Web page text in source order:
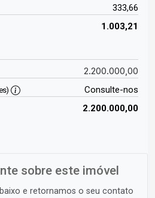
333,66
1.003,21
2.200.000,00
Consulte-nos
2.200.000,00
sobre este imóvel
e retornamos o seu contato